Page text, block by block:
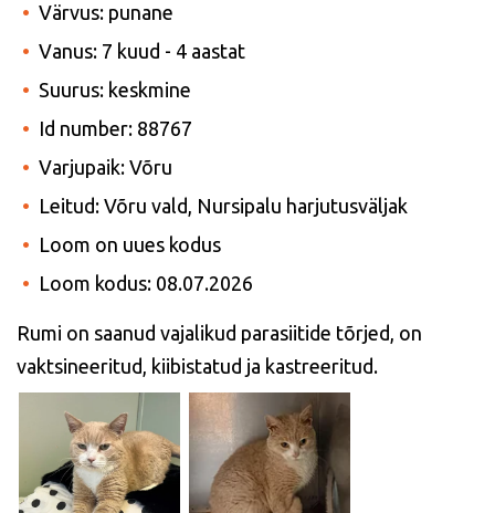
Värvus: punane
Vanus: 7 kuud - 4 aastat
Suurus: keskmine
Id number: 88767
Varjupaik: Võru
Leitud: Võru vald, Nursipalu harjutusväljak
Loom on uues kodus
Loom kodus: 08.07.2026
Rumi on saanud vajalikud parasiitide tõrjed, on
vaktsineeritud, kiibistatud ja kastreeritud.